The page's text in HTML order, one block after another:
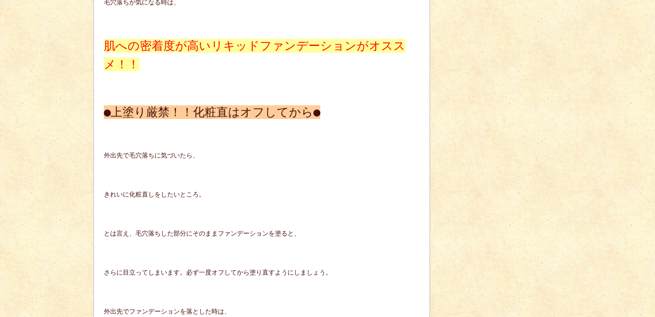
毛穴落ちが気になる時は、
肌への密着度が高いリキッドファンデーションがオスス
メ！！
●上塗り厳禁！！化粧直はオフしてから●
外出先で毛穴落ちに気づいたら、
きれいに化粧直しをしたいところ。
とは言え、毛穴落ちした部分にそのままファンデーションを塗ると、
さらに目立ってしまいます。必ず一度オフしてから塗り直すようにしましょう。
外出先でファンデーションを落とした時は、